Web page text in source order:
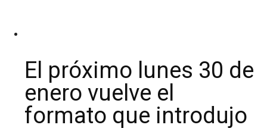
El próximo lunes 30 de
enero vuelve el
formato que introdujo